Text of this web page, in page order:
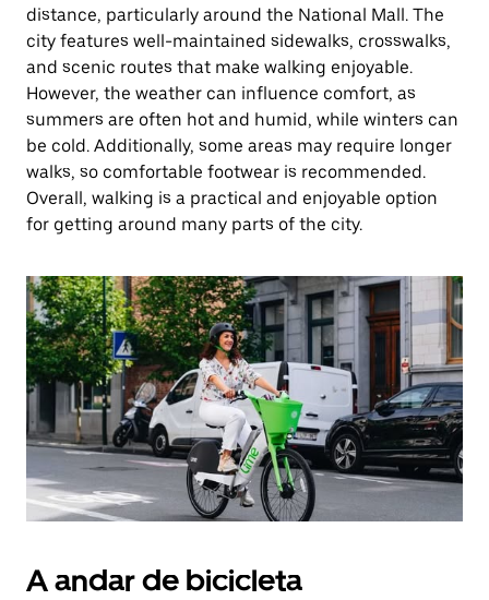
distance, particularly around the National Mall. The
city features well-maintained sidewalks, crosswalks,
and scenic routes that make walking enjoyable.
However, the weather can influence comfort, as
summers are often hot and humid, while winters can
be cold. Additionally, some areas may require longer
walks, so comfortable footwear is recommended.
Overall, walking is a practical and enjoyable option
for getting around many parts of the city.
A andar de bicicleta